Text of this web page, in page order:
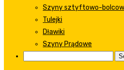
Szyny sztyftowo-
Tulejki
Dławiki
Szyny Prądowe